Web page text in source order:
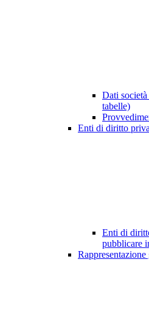
Dati
tabelle)
Enti di diritto
Enti di
pubblicare
Rappresentazione